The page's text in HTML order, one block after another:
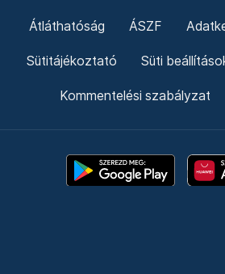
Átláthatóság ÁSZF
Sütitájékoztató Süti
Kommentelési szabályzat